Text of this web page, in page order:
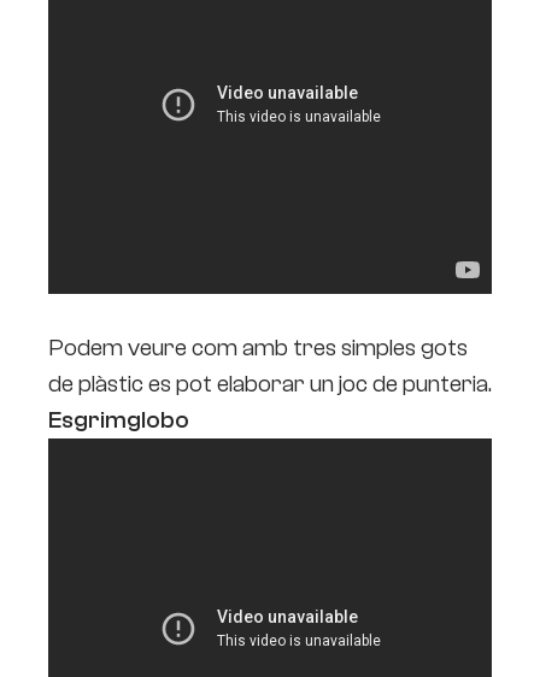
Podem veure com amb tres simples gots
de plàstic es pot elaborar un joc de punteria.
Esgrimglobo